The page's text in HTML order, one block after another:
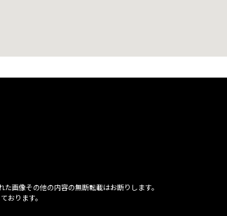
画像その他の内容の無断転載はお断りします。
おります。